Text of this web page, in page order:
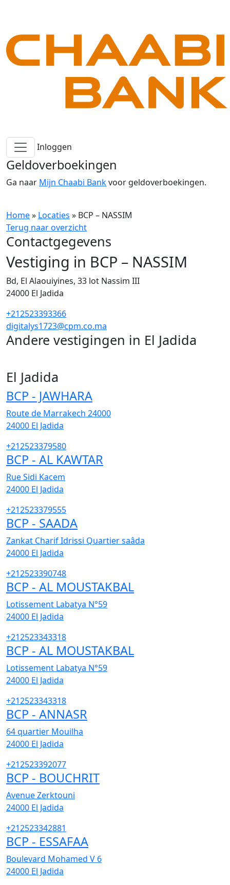
Inloggen
Geldoverboekingen
Ga naar Mijn Chaabi Bankvoor geldoverboekingen.
Home» Locaties » BCP – NASSIM
Terug naar overzicht
Contactgegevens
Vestiging in BCP – NASSIM
Bd, El Alaouiyines, 33 lot Nassim III
24000 El Jadida
+212523393366
digitalys1723@cpm.co.ma
Andere vestigingen in El Jadida
El Jadida
BCP - JAWHARA
Route de Marrakech 24000
24000 El Jadida
+212523379580
BCP - AL KAWTAR
Rue Sidi Kacem
24000 El Jadida
+212523379555
BCP - SAADA
Zankat Charif Idrissi Quartier saâda
24000 El Jadida
+212523390748
BCP - AL MOUSTAKBAL
Lotissement Labatya N°59
24000 El Jadida
+212523343318
BCP - AL MOUSTAKBAL
Lotissement Labatya N°59
24000 El Jadida
+212523343318
BCP - ANNASR
64 quartier Mouilha
24000 El Jadida
+212523392077
BCP - BOUCHRIT
Avenue Zerktouni
24000 El Jadida
+212523342881
BCP - ESSAFAA
Boulevard Mohamed V 6
24000 El Jadida